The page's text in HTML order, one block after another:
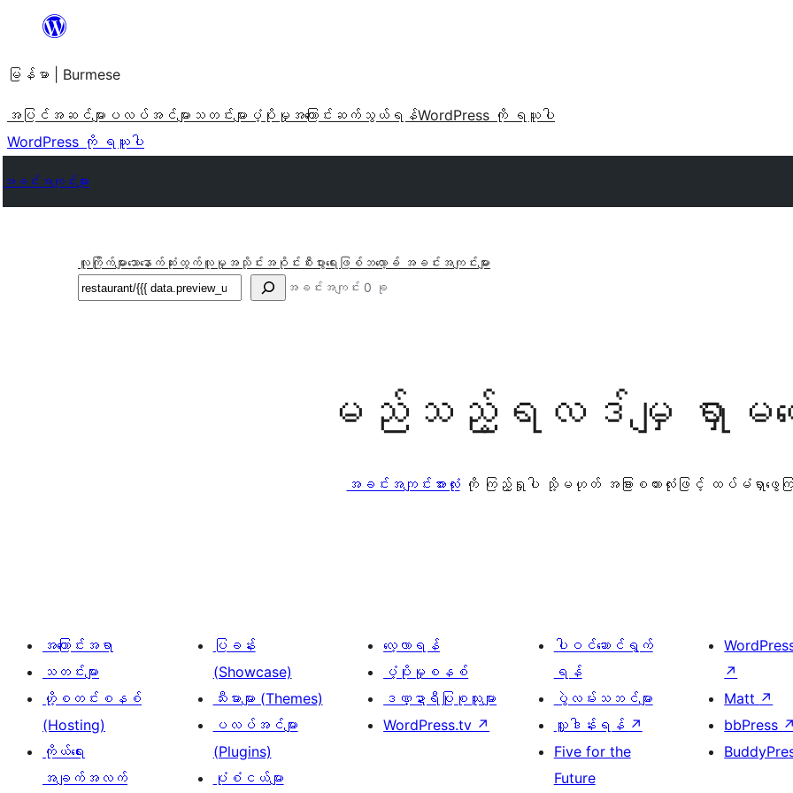
အကြောင်းအရာ
ကျော်သွား
ရန်
မြန်မာ | Burmese
အပြင်အဆင်များ ပလပ်အင်များ သတင်းများ ပံ့ပိုးမှု အကြောင်း ဆက်သွယ်ရန်WordPress ကို ရယူပါ
WordPress ကို ရယူပါ
အခင်းအကျင်းများ
လူကြိုက်များသောနောက်ဆုံးထွက် လူမှုအသိုင်းအဝိုင်း စီးပွားရေးဖြစ် ဘလော့ခ် အခင်းအကျင်းများ
ရှာ
အခင်းအကျင်း 0 ခု
မည်သည့်ရလဒ်မျှ ရှာမတွ
အခင်းအကျင်းအားလုံးကို ကြည့်ရှုပါ သို့မဟုတ် အခြားစကားလုံးဖြင့် ထပ်မံရှာဖွေက
အကြောင်းအရာ
သတင်းများ
ဟို့စတင်းစနစ်
(Hosting)
ကိုယ်ရေး
အချက်အလက်
ပြခန်း
(Showcase)
သီးမားများ (Themes)
ပလပ်အင်များ
(Plugins)
ပုံစံငယ်များ
လေ့လာရန်
ပံ့ပိုးမှုစနစ်
ဒဏ္ဍာရီပြုစုသူများ
WordPress.tv ↗
ပါဝင်ဆောင်ရွက်
ရန်
ပွဲလမ်းသဘင်များ
လှူဒါန်းရန် ↗
Five for the
Future
↗
Matt ↗
bbPress ↗